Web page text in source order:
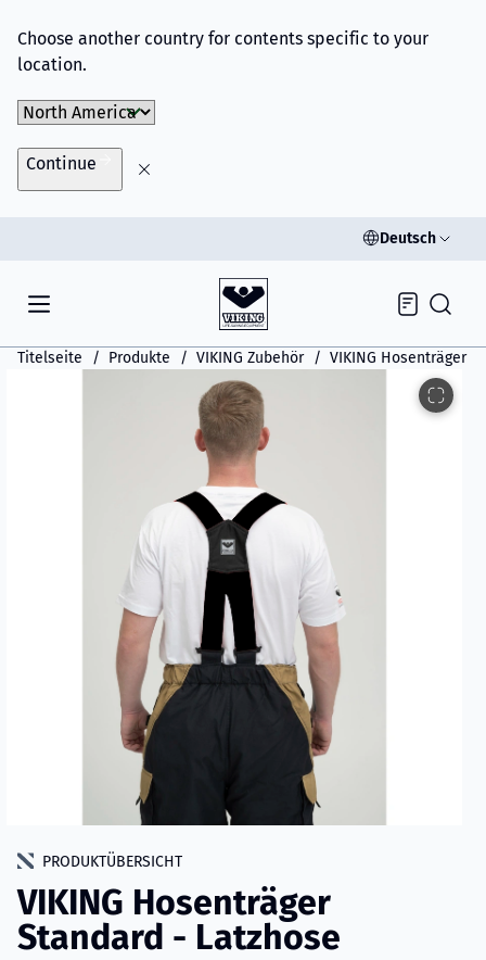
Choose another country for contents specific to your
location.
Choose Market
Continue
Deutsch
Inquiry
Titelseite Produkte VIKING Zubehör VIKING Hosenträger
PRODUKTÜBERSICHT
VIKING Hosenträger
Standard - Latzhose